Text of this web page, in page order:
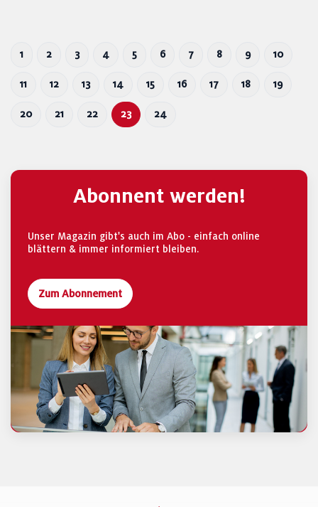
1 2 3 4 5 6 7 8 9 10
11 12 13 14 15 16 17 18 19
20 21 22 23 24
Abonnent werden!
Unser Magazin gibt's auch im Abo - einfach online
blättern & immer informiert bleiben.
Zum Abonnement